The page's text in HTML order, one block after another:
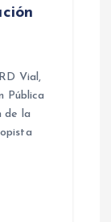
Vial,
Pública
de la